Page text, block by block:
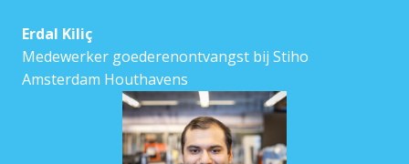
Erdal Kiliç
Medewerker goederenontvangst bij Stiho
Amsterdam Houthavens